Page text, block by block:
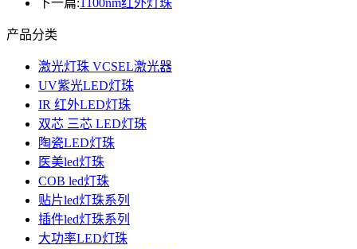
产品分类
激光灯珠 VCSEL激光器
UV紫光LED灯珠
IR 红外LED灯珠
双芯 三芯 LED灯珠
陶瓷LED灯珠
医美led灯珠
COB led灯珠
贴片led灯珠系列
插件led灯珠系列
大功率LED灯珠